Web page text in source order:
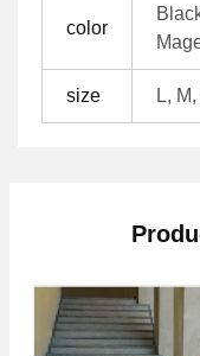
color
size L,